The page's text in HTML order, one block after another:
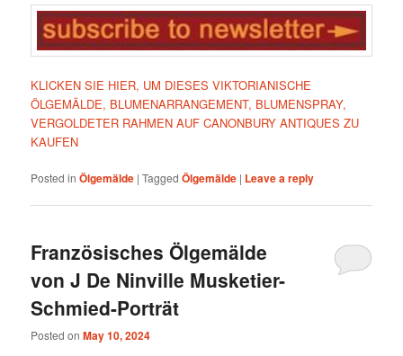
KLICKEN SIE HIER, UM DIESES VIKTORIANISCHE
ÖLGEMÄLDE, BLUMENARRANGEMENT, BLUMENSPRAY,
VERGOLDETER RAHMEN AUF CANONBURY ANTIQUES ZU
KAUFEN
Posted in Ölgemälde |Tagged Ölgemälde | Leave a reply
Französisches Ölgemälde
von J De Ninville Musketier-
Schmied-Porträt
Posted onMay 10, 2024